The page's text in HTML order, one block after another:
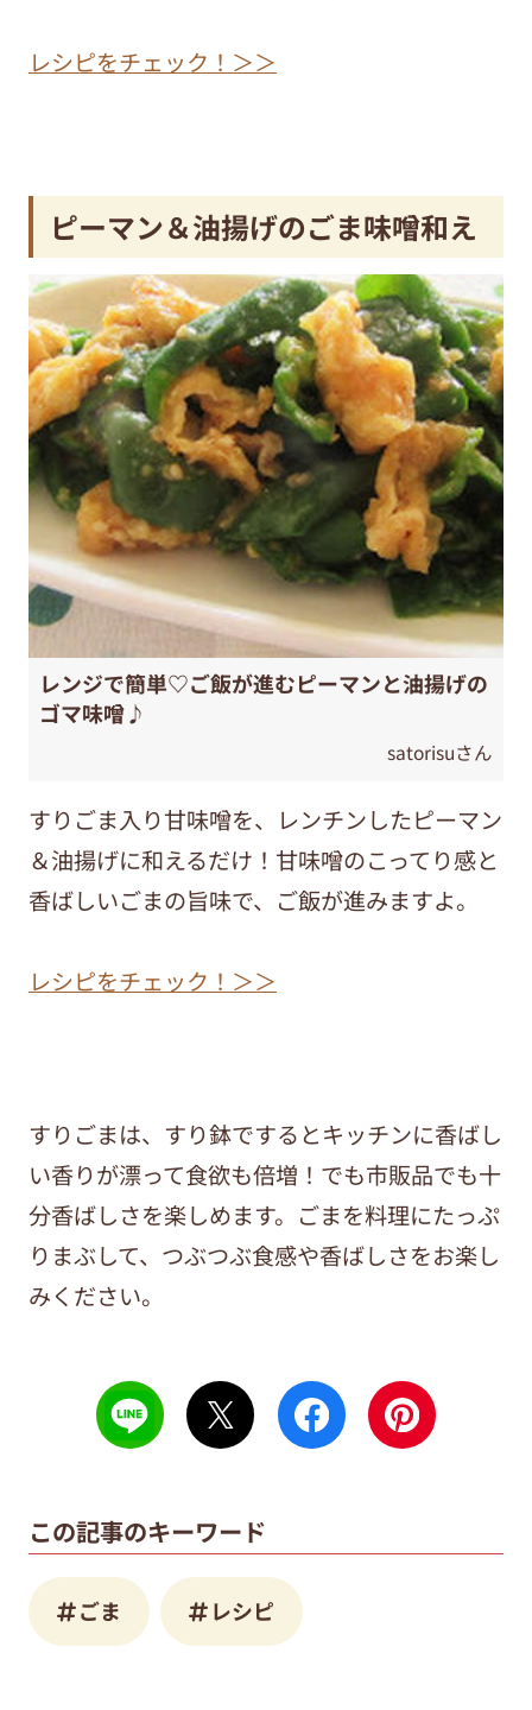
レシピをチェック！＞＞
ピーマン＆油揚げのごま味噌和え
レンジで簡単♡ご飯が進むピーマンと油揚げの
ゴマ味噌♪
satorisuさん
すりごま入り甘味噌を、レンチンしたピーマン
＆油揚げに和えるだけ！甘味噌のこってり感と
香ばしいごまの旨味で、ご飯が進みますよ。
レシピをチェック！＞＞
すりごまは、すり鉢でするとキッチンに香ばし
い香りが漂って食欲も倍増！でも市販品でも十
分香ばしさを楽しめます。ごまを料理にたっぷ
りまぶして、つぶつぶ食感や香ばしさをお楽し
みください。
この記事のキーワード
ごま レシピ